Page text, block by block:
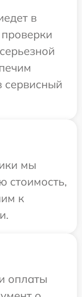
в
сервисный
мы
стоимость,
к
оплаты